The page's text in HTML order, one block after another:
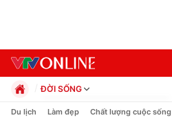
ĐỜI SỐNG
Chính trị
Du lịch Làm đẹp Chất lượng cuộc sống